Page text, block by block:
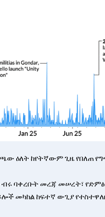
ዕለት ከየትኛውም ጊዜ የበለጠ
ብሩ ባቀረቡት መረጃ መሠረት፣
መካከል ከፍተኛ ውጊያ